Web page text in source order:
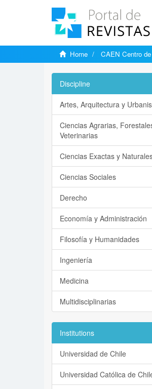
Home CAEN Centro
Discipline
Artes, Arquitectura y
Ciencias Agrarias,
Veterinarias
Ciencias Exactas y
Ciencias Sociales
Derecho
Economía y Administración
Filosofía y Humanidades
Ingeniería
Medicina
Multidisciplinarias
Institutions
Universidad de Chile
Universidad Católica de